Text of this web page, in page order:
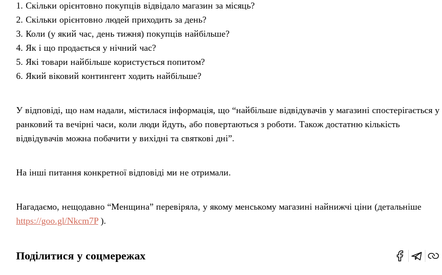
1. Скільки орієнтовно покупців відвідало магазин за місяць?
2. Скільки орієнтовно людей приходить за день?
3. Коли (у який час, день тижня) покупців найбільше?
4. Як і що продається у нічний час?
5. Які товари найбільше користується попитом?
6. Який віковий контингент ходить найбільше?
У відповіді, що нам надали, містилася інформація, що “найбільше відвідувачів у магазині спостерігається у
ранковий та вечірні часи, коли люди йдуть, або повертаються з роботи. Також достатню кількість
відвідувачів можна побачити у вихідні та святкові дні”.
На інші питання конкретної відповіді ми не отримали.
Нагадаємо, нещодавно “Менщина” перевіряла, у якому менському магазині найнижчі ціни (детальніше
https://goo.gl/Nkcm7P).
Поділитися у соцмережах